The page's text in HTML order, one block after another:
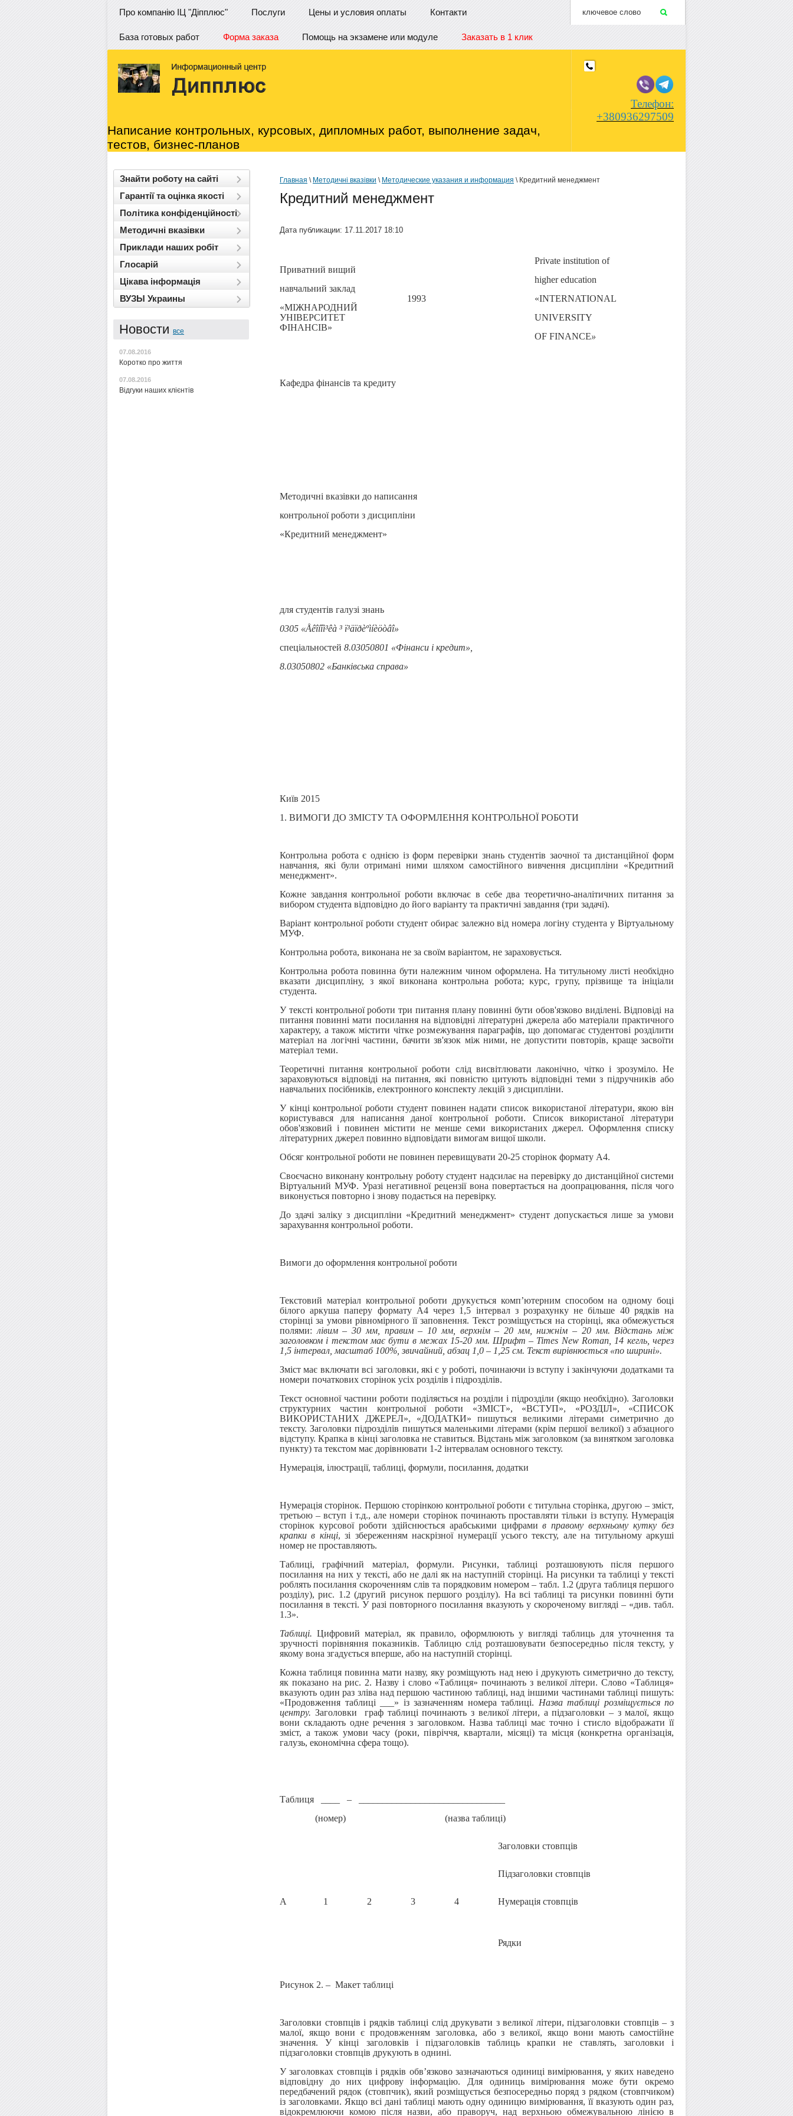
Про компанію ІЦ "Діпплюс" Послуги Цены и условия оплаты Контакти
База готовых работ Форма заказа Помощь на экзамене или модуле Заказать в 1 клик
Написание контрольных, курсовых, дипломных работ, выполнение задач,
тестов, бизнес-планов
Телефон:
+380936297509
Знайти роботу на сайті
Гарантії та оцінка якості
Політика конфіденційності
Методичні вказівки
Приклади наших робіт
Глосарій
Цікава інформація
ВУЗЫ Украины
Новости все
07.08.2016
Коротко про життя
07.08.2016
Відгуки наших клієнтів
Главная \ Методичні вказівки \ Методические указания и информация \ Кредитний менеджмент
Кредитний менеджмент
Дата публикации: 17.11.2017 18:10
Приватний вищий
навчальний заклад
«МІЖНАРОДНИЙ
УНІВЕРСИТЕТ
ФІНАНСІВ»
1993
Private institution of
higher education
«INTERNATIONAL
UNIVERSITY
OF FINANCE»
Кафедра фінансів та кредиту
Методичні вказівки до написання
контрольної роботи з дисципліни
«Кредитний менеджмент»
для студентів галузі знань
0305 «Åêîíîì³êà ³ ï³äïðèºìíèöòâî»
спеціальностей 8.03050801 «Фінанси і кредит»,
8.03050802 «Банківська справа»
Київ 2015
1. ВИМОГИ ДО ЗМІСТУ ТА ОФОРМЛЕННЯ КОНТРОЛЬНОЇ РОБОТИ
Контрольна робота є однією із форм перевірки знань студентів заочної та дистанційної форм
навчання, які були отримані ними шляхом самостійного вивчення дисципліни «Кредитний
менеджмент».
Кожне завдання контрольної роботи включає в себе два теоретично-аналітичних питання за
вибором студента відповідно до його варіанту та практичні завдання (три задачі).
Варіант контрольної роботи студент обирає залежно від номера логіну студента у Віртуальному
МУФ.
Контрольна робота, виконана не за своїм варіантом, не зараховується.
Контрольна робота повинна бути належним чином оформлена. На титульному листі необхідно
вказати дисципліну, з якої виконана контрольна робота; курс, групу, прізвище та ініціали
студента.
У тексті контрольної роботи три питання плану повинні бути обов'язково виділені. Відповіді на
питання повинні мати посилання на відповідні літературні джерела або матеріали практичного
характеру, а також містити чітке розмежування параграфів, що допомагає студентові розділити
матеріал на логічні частини, бачити зв'язок між ними, не допустити повторів, краще засвоїти
матеріал теми.
Теоретичні питання контрольної роботи слід висвітлювати лаконічно, чітко і зрозуміло. Не
зараховуються відповіді на питання, які повністю цитують відповідні теми з підручників або
навчальних посібників, електронного конспекту лекцій з дисципліни.
У кінці контрольної роботи студент повинен надати список використаної літератури, якою він
користувався для написання даної контрольної роботи. Список використаної літератури
обов'язковий і повинен містити не менше семи використаних джерел. Оформлення списку
літературних джерел повинно відповідати вимогам вищої школи.
Обсяг контрольної роботи не повинен перевищувати 20-25 сторінок формату А4.
Своєчасно виконану контрольну роботу студент надсилає на перевірку до дистанційної системи
Віртуальний МУФ. Уразі негативної рецензії вона повертається на доопрацювання, після чого
виконується повторно і знову подається на перевірку.
До здачі заліку з дисципліни «Кредитний менеджмент» студент допускається лише за умови
зарахування контрольної роботи.
Вимоги до оформлення контрольної роботи
Текстовий матеріал контрольної роботи друкується комп’ютерним способом на одному боці
білого аркуша паперу формату А4 через 1,5 інтервал з розрахунку не більше 40 рядків на
сторінці за умови рівномірного її заповнення. Текст розміщується на сторінці, яка обмежується
полями: лівим – 30 мм, правим – 10 мм, верхнім – 20 мм, нижнім – 20 мм. Відстань між
заголовком і текстом має бути в межах 15-20 мм. Шрифт – Times New Roman, 14 кегль, через
1,5 інтервал, масштаб 100%, звичайний, абзац 1,0 – 1,25 см. Текст вирівнюється «по ширині».
Зміст має включати всі заголовки, які є у роботі, починаючи із вступу і закінчуючи додатками та
номери початкових сторінок усіх розділів і підрозділів.
Текст основної частини роботи поділяється на розділи і підрозділи (якщо необхідно). Заголовки
структурних частин контрольної роботи «ЗМІСТ», «ВСТУП», «РОЗДІЛ», «СПИСОК
ВИКОРИСТАНИХ ДЖЕРЕЛ», «ДОДАТКИ» пишуться великими літерами симетрично до
тексту. Заголовки підрозділів пишуться маленькими літерами (крім першої великої) з абзацного
відступу. Крапка в кінці заголовка не ставиться. Відстань між заголовком (за винятком заголовка
пункту) та текстом має дорівнювати 1-2 інтервалам основного тексту.
Нумерація, ілюстрації, таблиці, формули, посилання, додатки
Нумерація сторінок. Першою сторінкою контрольної роботи є титульна сторінка, другою – зміст,
третьою – вступ і т.д., але номери сторінок починають проставляти тільки із вступу. Нумерація
сторінок курсової роботи здійснюється арабськими цифрамив правому верхньому кутку без
крапки в кінці, зі збереженням наскрізної нумерації усього тексту, але на титульному аркуші
номер не проставляють.
Таблиці, графічний матеріал, формули. Рисунки, таблиці розташовують після першого
посилання на них у тексті, або не далі як на наступній сторінці. На рисунки та таблиці у тексті
роблять посилання скороченням слів та порядковим номером – табл. 1.2 (друга таблиця першого
розділу), рис. 1.2 (другий рисунок першого розділу). На всі таблиці та рисунки повинні бути
посилання в тексті. У разі повторного посилання вказують у скороченому вигляді – «див. табл.
1.3».
Таблиці. Цифровий матеріал, як правило, оформлюють у вигляді таблиць для уточнення та
зручності порівняння показників. Таблицю слід розташовувати безпосередньо після тексту, у
якому вона згадується вперше, або на наступній сторінці.
Кожна таблиця повинна мати назву, яку розміщують над нею і друкують симетрично до тексту,
як показано на рис. 2. Назву і слово «Таблиця» починають з великої літери. Слово «Таблиця»
вказують один раз зліва над першою частиною таблиці, над іншими частинами таблиці пишуть:
«Продовження таблиці ___» із зазначенням номера таблиці. Назва таблиці розміщується по
центру. Заголовки граф таблиці починають з великої літери, а підзаголовки – з малої, якщо
вони складають одне речення з заголовком. Назва таблиці має точно і стисло відображати її
зміст, а також умови часу (роки, півріччя, квартали, місяці) та місця (конкретна організація,
галузь, економічна сфера тощо).
Таблиця ____ – _______________________________
(номер) (назва таблиці)
Заголовки стовпців
Підзаголовки стовпців
А 1 2 3 4 Нумерація стовпців
Рядки
Рисунок 2. – Макет таблиці
Заголовки стовпців і рядків таблиці слід друкувати з великої літери, підзаголовки стовпців – з
малої, якщо вони є продовженням заголовка, або з великої, якщо вони мають самостійне
значення. У кінці заголовків і підзаголовків таблиць крапки не ставлять, заголовки і
підзаголовки стовпців друкують в однині.
У заголовках стовпців і рядків обв’язково зазначаються одиниці вимірювання, у яких наведено
відповідну до них цифрову інформацію. Для одиниць вимірювання може бути окремо
передбачений рядок (стовпчик), який розміщується безпосередньо поряд з рядком (стовпчиком)
із заголовками. Якщо всі дані таблиці мають одну одиницю вимірювання, її вказують один раз,
відокремлюючи комою після назви, або праворуч, над верхньою обмежувальною лінією в